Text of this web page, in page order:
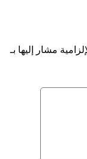
مشار إليها بـ